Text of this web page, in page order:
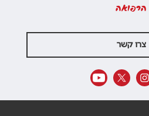
הרפואה
צרו קשר